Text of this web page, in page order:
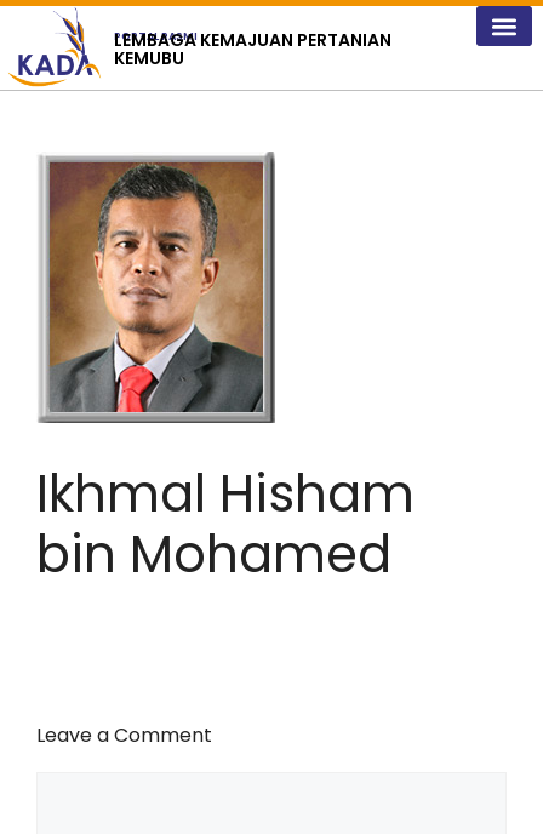
content
PORTAL RASMI
LEMBAGA KEMAJUAN PERTANIAN
KEMUBU
Ikhmal Hisham
bin Mohamed
Leave a Comment